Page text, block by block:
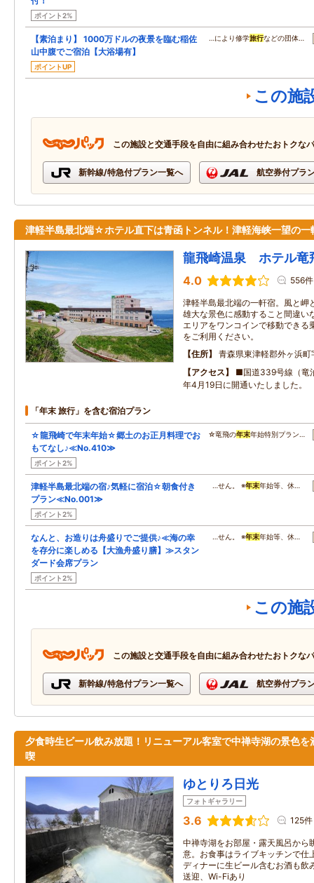
ポイント2%
【素泊まり】 1000万ドルの夜景を臨む稲佐
山中腹でご宿泊【大浴場有】
ポイントUP
…により修学旅行などの団体…
この施
この施設と交通手段を自由に組み合わせたおトクな
新幹線/特急付プラン一覧へ 航空券付プラ
津軽半島最北端☆ホテル直下は青函トンネル！津軽海峡一望の一
龍飛崎温泉 ホテル竜
4.0 556件
津軽半島最北端の一軒宿。風と岬
雄大な景色に感動すること間違い
エリアをワンコインで移動できる
をご利用ください。
住所
青森県東津軽郡外ヶ浜
アクセス
■国道339号線（竜
年4月19日に開通いたしました。
「年末 旅行」を含む宿泊プラン
☆龍飛崎で年末年始☆郷土のお正月料理でお
もてなし♪≪No.410≫
ポイント2%
☆竜飛の年末年始特別プラン…
津軽半島最北端の宿♪気軽に宿泊☆朝食付き
プラン≪No.001≫
ポイント2%
…せん。 ※年末年始等、休…
なんと、お造りは舟盛りでご提供♪≪海の幸
を存分に楽しめる【大漁舟盛り膳】≫スタン
ダード会席プラン
ポイント2%
…せん。 ※年末年始等、休…
この施
この施設と交通手段を自由に組み合わせたおトクな
新幹線/特急付プラン一覧へ 航空券付プラ
夕食時生ビール飲み放題！リニューアル客室で中禅寺湖の景色を
喫
ゆとりろ日光
フォトギャラリー
3.6 125件
中禅寺湖をお部屋・露天風呂から
意。お食事はライブキッチンで仕
ディナーに生ビール含むお酒も飲
送迎、Wi-Fiあり